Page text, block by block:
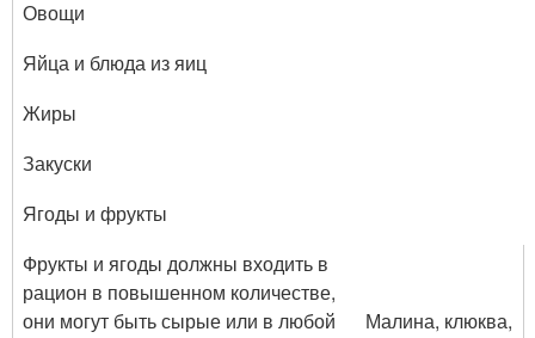
Овощи
Яйца и блюда из яиц
Жиры
Закуски
Ягоды и фрукты
Фрукты и ягоды должны входить в
рацион в повышенном количестве,
они могут быть сырые или в любой
Малина, клюква,